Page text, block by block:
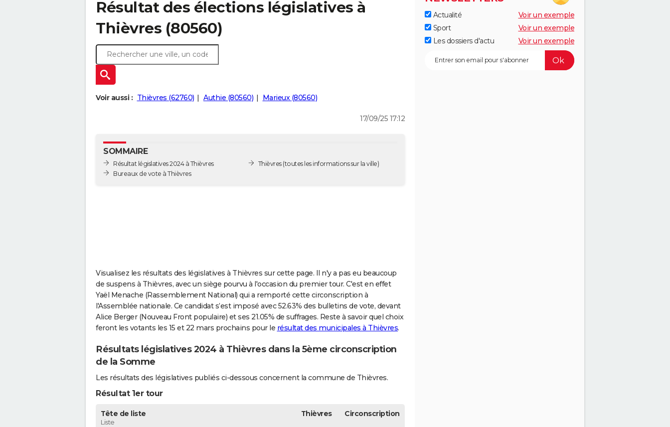
Résultat des élections législatives à
Thièvres (80560)
Voir aussi : Thièvres (62760) Authie (80560) Marieux (80560)
17/09/25 17:12
SOMMAIRE
Résultat législatives 2024 à Thièvres
Bureaux de vote à Thièvres
Thièvres(toutes les informations sur la ville)
Visualisez les résultats des législatives à Thièvres sur cette page. Il n'y a pas eu beaucoup
de suspens à Thièvres, avec un siège pourvu à l'occasion du premier tour. C'est en effet
Yaël Menache (Rassemblement National) qui a remporté cette circonscription à
l'Assemblée nationale. Ce candidat s’est imposé avec 52.63% des bulletins de vote, devant
Alice Berger (Nouveau Front populaire) et ses 21.05% de suffrages. Reste à savoir quel choix
feront les votants les 15 et 22 mars prochains pour le résultat des municipales à Thièvres.
Résultats législatives 2024 à Thièvres dans la 5ème circonscription
de la Somme
Les résultats des législatives publiés ci-dessous concernent la commune de Thièvres.
Résultat 1er tour
Tête de liste
Liste
Thièvres Circonscription
Actualité
Voir un exemple
Sport
Voir un exemple
Les dossiers d'actu
Voir un exemple